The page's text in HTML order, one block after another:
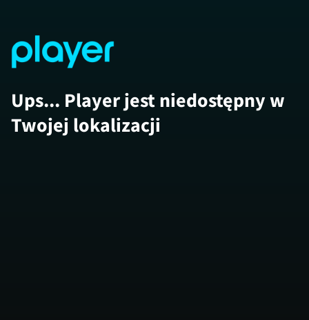
Ups... Player jest niedostępny w
Twojej lokalizacji